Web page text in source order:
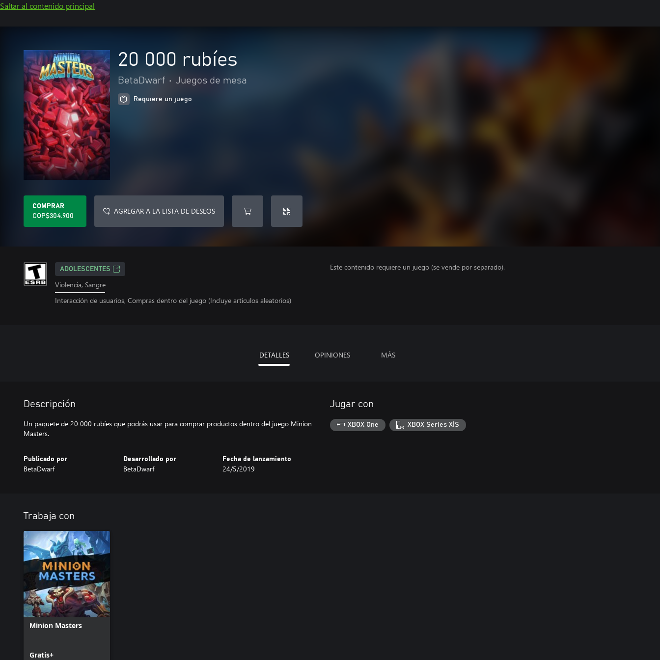
Saltar al contenido principal
20 000 rubíes
BetaDwarf • Juegos de mesa
Requiere un juego
COMPRAR
COP$304.900
AGREGAR A LA LISTA DE DESEOS
ADOLESCENTES
Violencia, Sangre
Interacción de usuarios, Compras dentro del juego (Incluye artículos aleatorios)
Este contenido requiere un juego (se vende por separado).
DETALLES OPINIONES MÁS
Descripción
Un paquete de 20 000 rubíes que podrás usar para comprar productos dentro del juego Minion
Masters.
Publicado por
BetaDwarf
Desarrollado por
BetaDwarf
Fecha de lanzamiento
24/5/2019
Jugar con
XBOX One XBOX Series X|S
Trabaja con
Minion Masters
Gratis+